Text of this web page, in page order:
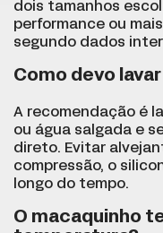
dois tamanhos
performance ou
segundo dados
Como devo
A recomendação é
ou água salgada e
direto. Evitar
compressão, o
longo do tempo.
O macaquinho